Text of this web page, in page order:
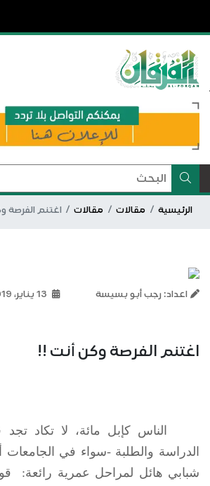
الرئيسية مقالات مقالات اغتنم الفرصة
اعداد: رجب أبو بسيسة
اغتنم الفرصة وكن أنت !!
الناس كإبل مائة، لا تكاد تجد
الدراسة والطلبة -سواء في
شبابي هائل لمراحل عمرية رائعة: